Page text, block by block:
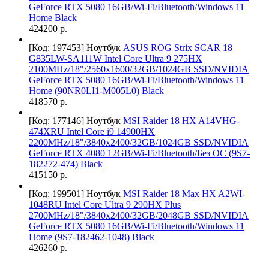
GeForce RTX 5080 16GB/Wi-Fi/Bluetooth/Windows 11
Home Black
424200 р.
[Код: 197453] Ноутбук ASUS ROG Strix SCAR 18
G835LW-SA111W Intel Core Ultra 9 275HX
2100MHz/18"/2560х1600/32GB/1024GB SSD/NVIDIA
GeForce RTX 5080 16GB/Wi-Fi/Bluetooth/Windows 11
Home (90NR0LI1-M005L0) Black
418570 р.
[Код: 177146] Ноутбук MSI Raider 18 HX A14VHG-
474XRU Intel Core i9 14900HX
2200MHz/18"/3840x2400/32GB/1024GB SSD/NVIDIA
GeForce RTX 4080 12GB/Wi-Fi/Bluetooth/Без ОС (9S7-
182272-474) Black
415150 р.
[Код: 199501] Ноутбук MSI Raider 18 Max HX A2WI-
1048RU Intel Core Ultra 9 290HX Plus
2700MHz/18"/3840x2400/32GB/2048GB SSD/NVIDIA
GeForce RTX 5080 16GB/Wi-Fi/Bluetooth/Windows 11
Home (9S7-182462-1048) Black
426260 р.